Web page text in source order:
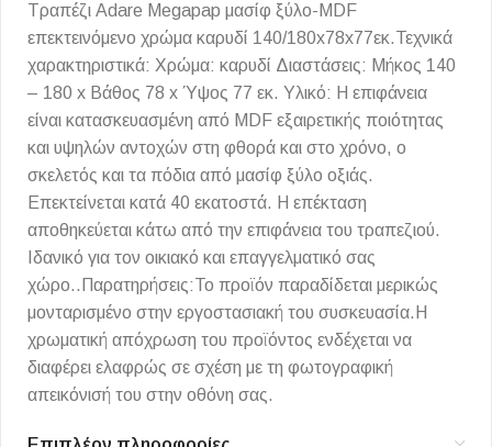
Τραπέζι Adare Megapap μασίφ ξύλο-MDF
επεκτεινόμενο χρώμα καρυδί 140/180x78x77εκ.Τεχνικά
χαρακτηριστικά: Χρώμα: καρυδί Διαστάσεις: Μήκος 140
– 180 x Βάθος 78 x Ύψος 77 εκ. Υλικό: Η επιφάνεια
είναι κατασκευασμένη από ΜDF εξαιρετικής ποιότητας
και υψηλών αντοχών στη φθορά και στο χρόνο, ο
σκελετός και τα πόδια από μασίφ ξύλο οξιάς.
Επεκτείνεται κατά 40 εκατοστά. Η επέκταση
αποθηκεύεται κάτω από την επιφάνεια του τραπεζιού.
Ιδανικό για τον οικιακό και επαγγελματικό σας
χώρο..Παρατηρήσεις:Το προϊόν παραδίδεται μερικώς
μονταρισμένο στην εργοστασιακή του συσκευασία.Η
χρωματική απόχρωση του προϊόντος ενδέχεται να
διαφέρει ελαφρώς σε σχέση με τη φωτογραφική
απεικόνισή του στην οθόνη σας.